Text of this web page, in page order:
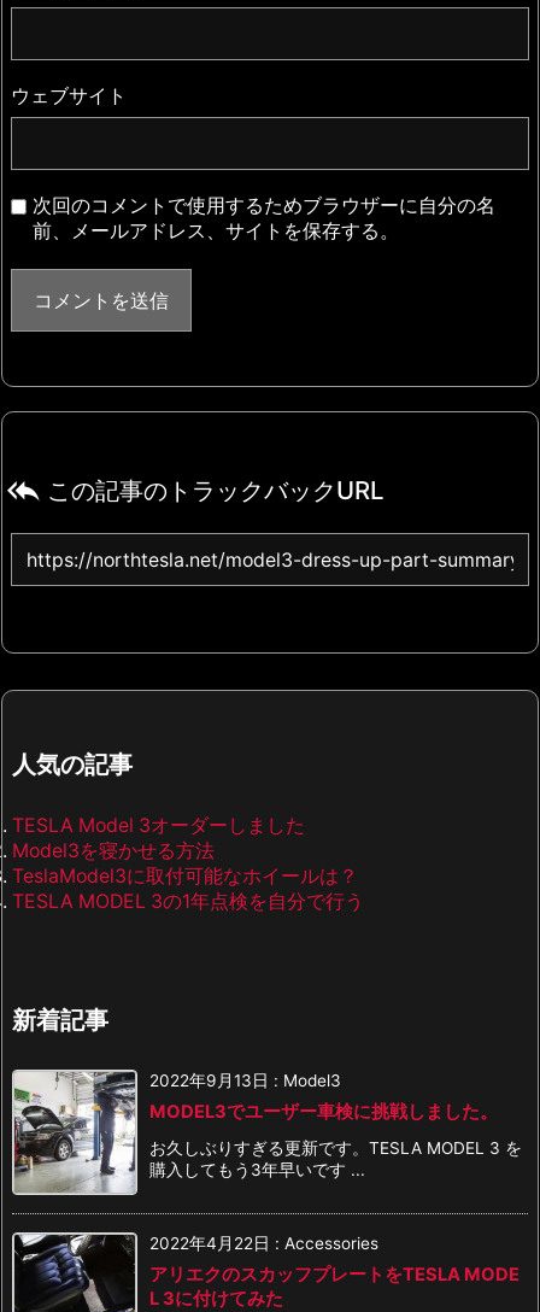
ウェブサイト
次回のコメントで使用するためブラウザーに自分の名
前、メールアドレス、サイトを保存する。
 この記事のトラックバックURL
人気の記事
TESLA Model 3オーダーしました
Model3を寝かせる方法
TeslaModel3に取付可能なホイールは？
TESLA MODEL 3の1年点検を自分で行う
新着記事
2022年9月13日 : Model3
MODEL3でユーザー車検に挑戦しました。
お久しぶりすぎる更新です。TESLA MODEL 3 を
購入してもう3年早いです ...
2022年4月22日 : Accessories
アリエクのスカッフプレートをTESLA MODE
L 3に付けてみた